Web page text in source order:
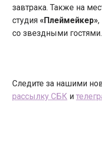
завтрака. Также на
студия «Плеймейкер»,
со звездными гостями.
Следите за нашими
рассылку СБК и